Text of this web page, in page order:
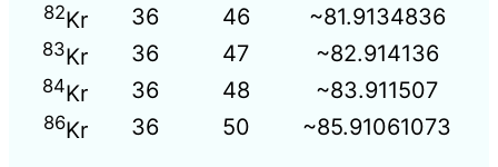
82Kr 36 46 ~81.9134836
83Kr 36 47 ~82.914136
84Kr 36 48 ~83.911507
86Kr 36 50 ~85.91061073